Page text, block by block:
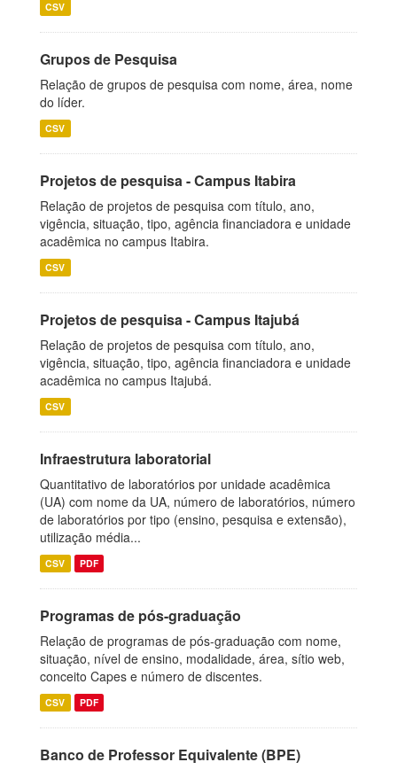
CSV
Grupos de Pesquisa
Relação de grupos de pesquisa com nome, área, nome
do líder.
CSV
Projetos de pesquisa - Campus Itabira
Relação de projetos de pesquisa com título, ano,
vigência, situação, tipo, agência financiadora e unidade
acadêmica no campus Itabira.
CSV
Projetos de pesquisa - Campus Itajubá
Relação de projetos de pesquisa com título, ano,
vigência, situação, tipo, agência financiadora e unidade
acadêmica no campus Itajubá.
CSV
Infraestrutura laboratorial
Quantitativo de laboratórios por unidade acadêmica
(UA) com nome da UA, número de laboratórios, número
de laboratórios por tipo (ensino, pesquisa e extensão),
utilização média...
CSV PDF
Programas de pós-graduação
Relação de programas de pós-graduação com nome,
situação, nível de ensino, modalidade, área, sítio web,
conceito Capes e número de discentes.
CSV PDF
Banco de Professor Equivalente (BPE)